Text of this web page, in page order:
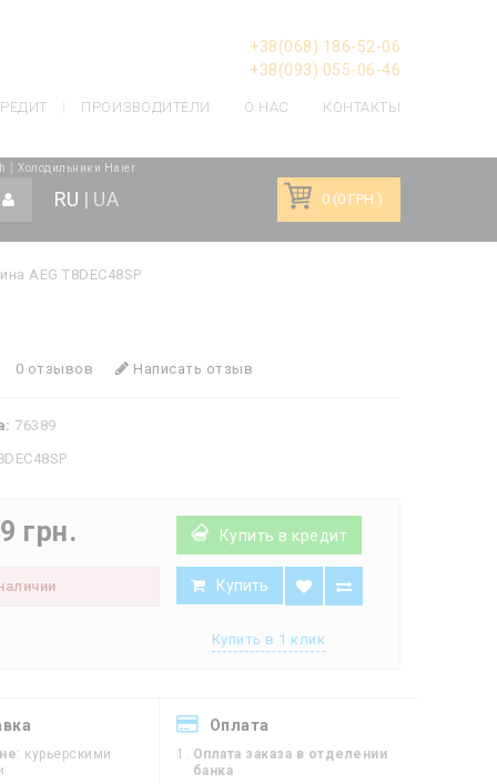
+38(068) 186-52-06
+38(093) 055-06-46
ПРОИЗВОДИТЕЛИ О НАС КОНТАКТЫ
Холодильники Haier
RU | UA 0 (0 ГРН.)
AEG T8DEC48SP
0 отзывов Написать отзыв
76389
грн. Купить в кредит
Купить
Купить в 1 клик
: курьерскими
Оплата
Оплата заказа в отделении
банка